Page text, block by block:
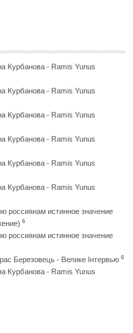
Курбанова - Ramis Yunus
Курбанова - Ramis Yunus
Курбанова - Ramis Yunus
Курбанова - Ramis Yunus
Курбанова - Ramis Yunus
Курбанова - Ramis Yunus
россиянам истинное значение
6
россиянам истинное значение
Березовець - Велике Інтервью 6
Курбанова - Ramis Yunus